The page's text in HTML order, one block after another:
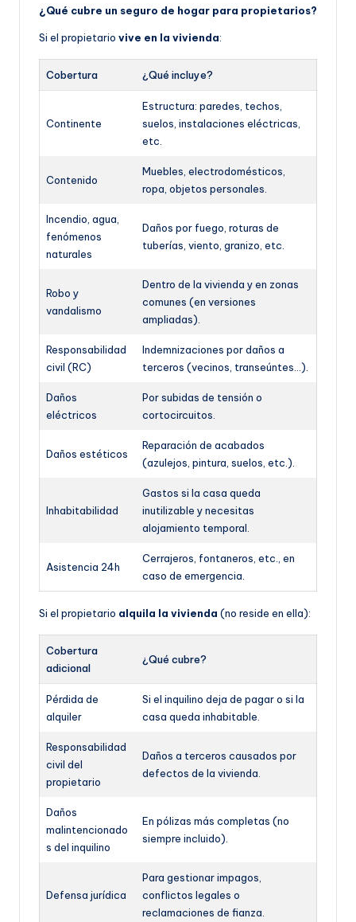
¿Qué cubre un seguro de hogar para propietarios?
Si el propietario vive en la vivienda:
Cobertura ¿Qué incluye?
Continente
Estructura: paredes, techos,
suelos, instalaciones eléctricas,
etc.
Contenido
Muebles, electrodomésticos,
ropa, objetos personales.
Incendio, agua,
fenómenos
naturales
Daños por fuego, roturas de
tuberías, viento, granizo, etc.
Robo y
vandalismo
Dentro de la vivienda y en zonas
comunes (en versiones
ampliadas).
Responsabilidad
civil (RC)
Indemnizaciones por daños a
terceros (vecinos, transeúntes…).
Daños
eléctricos
Por subidas de tensión o
cortocircuitos.
Daños estéticos
Reparación de acabados
(azulejos, pintura, suelos, etc.).
Inhabitabilidad
Gastos si la casa queda
inutilizable y necesitas
alojamiento temporal.
Asistencia 24h
Cerrajeros, fontaneros, etc., en
caso de emergencia.
Si el propietario alquila la vivienda (no reside en ella):
Cobertura
adicional
¿Qué cubre?
Pérdida de
alquiler
Si el inquilino deja de pagar o si la
casa queda inhabitable.
Responsabilidad
civil del
propietario
Daños a terceros causados por
defectos de la vivienda.
Daños
malintencionado
s del inquilino
En pólizas más completas (no
siempre incluido).
Defensa jurídica
Para gestionar impagos,
conflictos legales o
reclamaciones de fianza.